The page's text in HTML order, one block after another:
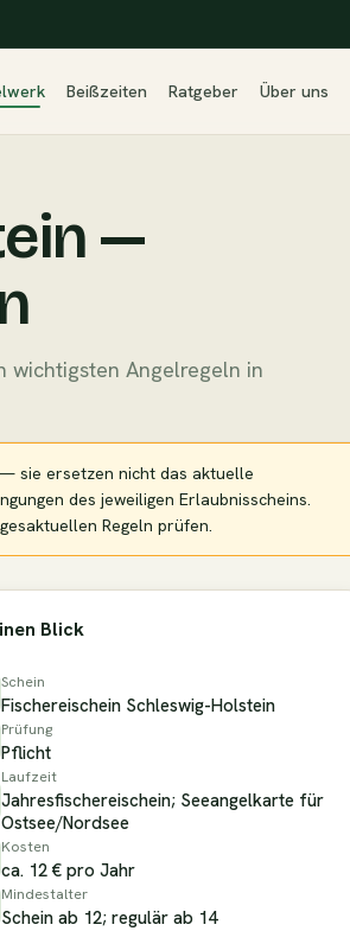
Beißzeiten Ratgeber Über uns
—
wichtigsten Angelregeln in
sie ersetzen nicht das aktuelle
des jeweiligen Erlaubnisscheins.
Regeln prüfen.
Blick
Schein
Fischereischein Schleswig-Holstein
Prüfung
Pflicht
Laufzeit
Jahresfischereischein; Seeangelkarte für
Ostsee/Nordsee
Kosten
ca. 12 € pro Jahr
Mindestalter
Schein ab 12; regulär ab 14